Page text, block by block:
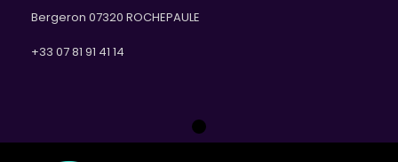
Bergeron 07320 ROCHEPAULE
+33 07 81 91 41 14